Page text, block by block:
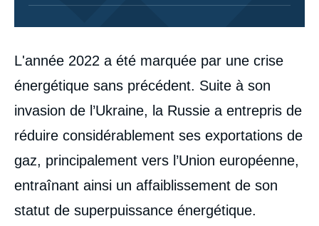
Corps
analyses
L'année 2022 a été marquée par une crise
énergétique sans précédent. Suite à son
invasion de l’Ukraine, la Russie a entrepris de
réduire considérablement ses exportations de
gaz, principalement vers l’Union européenne,
entraînant ainsi un affaiblissement de son
statut de superpuissance énergétique.